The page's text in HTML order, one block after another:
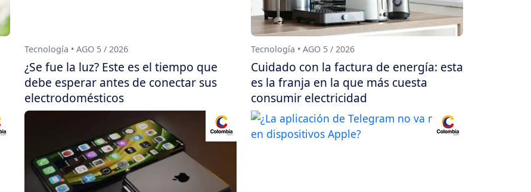
Tecnología • AGO 5 / 2026
¿Se fue la luz? Este es el tiempo que
debe esperar antes de conectar sus
electrodomésticos
Tecnología • AGO 5 / 2026
Cuidado con la factura de energía: esta
es la franja en la que más cuesta
consumir electricidad